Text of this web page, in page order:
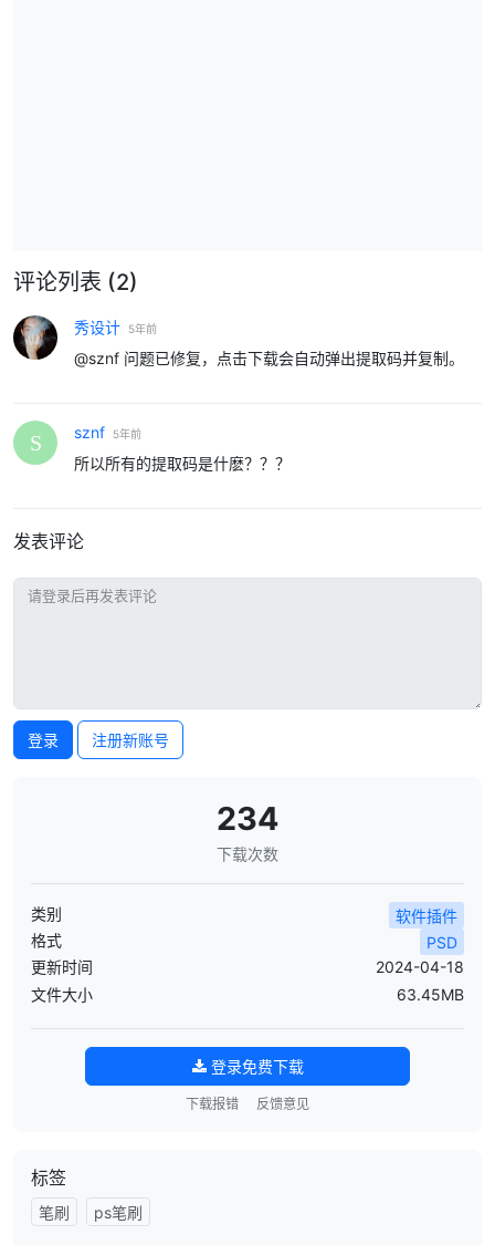
评论列表 (2)
秀设计 5年前
@sznf 问题已修复，点击下载会自动弹出提取码并复制。
sznf 5年前
所以所有的提取码是什麽？？？
发表评论
登录 注册新账号
234
下载次数
类别
软件插件
格式
PSD
更新时间
2024-04-18
文件大小
63.45MB
登录免费下载
下载报错 反馈意见
标签
笔刷 ps笔刷